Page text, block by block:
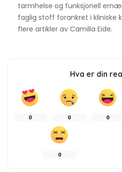
tarmhelse og funksjonell
faglig stoff forankret i kliniske
flere artikler av Camilla Eide.
Hva er din
0 0 0
0